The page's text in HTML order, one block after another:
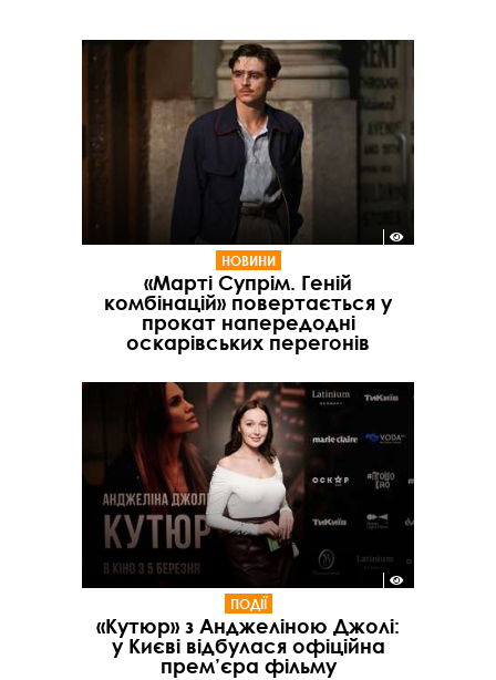
НОВИНИ
«Марті Супрім. Геній
комбінацій» повертається у
прокат напередодні
оскарівських перегонів
ПОДІЇ
«Кутюр» з Анджеліною Джолі:
у Києві відбулася офіційна
прем’єра фільму